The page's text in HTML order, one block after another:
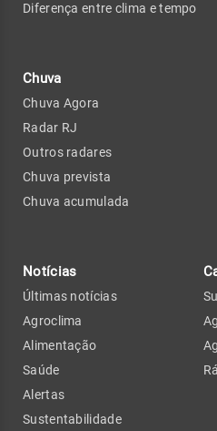
Diferença entre clima e tempo
Chuva
Chuva Agora
Radar RJ
Outros radares
Chuva prevista
Chuva acumulada
Notícias
Últimas notícias
Agroclima
Alimentação
Saúde
Alertas
Sustentabilidade